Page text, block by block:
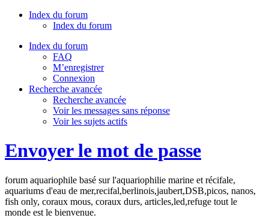
Index du forum
Index du forum
Index du forum
FAQ
M’enregistrer
Connexion
Recherche avancée
Recherche avancée
Voir les messages sans réponse
Voir les sujets actifs
Envoyer le mot de passe
forum aquariophile basé sur l'aquariophilie marine et récifale,
aquariums d'eau de mer,recifal,berlinois,jaubert,DSB,picos, nanos,
fish only, coraux mous, coraux durs, articles,led,refuge tout le
monde est le bienvenue.